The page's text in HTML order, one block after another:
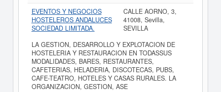
EVENTOS Y NEGOCIOS
HOSTELEROS ANDALUCES
SOCIEDAD LIMITADA.
CALLE AORNO, 3,
41008, Sevilla,
SEVILLA
LA GESTION, DESARROLLO Y EXPLOTACION DE
HOSTELERIA Y RESTAURACION EN TODASSUS
MODALIDADES, BARES, RESTAURANTES,
CAFETERIAS, HELADERIA, DISCOTECAS, PUBS,
CAFE-TEATRO, HOTELES Y CASAS RURALES. LA
ORGANIZACION, GESTION, ASE